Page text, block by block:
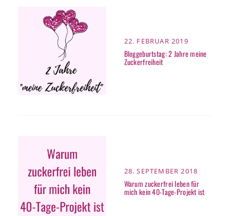
POSTED
ON
22. FEBRUAR 2019
Bloggeburtstag: 2 Jahre meine
Zuckerfreiheit
POSTED
ON
28. SEPTEMBER 2018
Warum zuckerfrei leben für
mich kein 40-Tage-Projekt ist